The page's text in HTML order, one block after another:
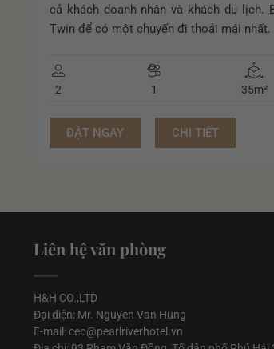
cả khách doanh nhân và khách du
Twin để có một chuyến đi thoải mái nhất.
2 1 35m²
ĐẶT NGAY CHI TIẾT
Liên hệ văn phòng
H&H CO.,LTD
Đại diện: Mr. Nguyen Van Hung
E-mail: ceo@pearlriverhotel.vn